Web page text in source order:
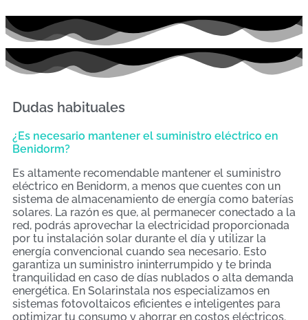
Dudas habituales
¿Es necesario mantener el suministro eléctrico en
Benidorm?
Es altamente recomendable mantener el suministro
eléctrico en Benidorm, a menos que cuentes con un
sistema de almacenamiento de energía como baterías
solares. La razón es que, al permanecer conectado a la
red, podrás aprovechar la electricidad proporcionada
por tu instalación solar durante el día y utilizar la
energía convencional cuando sea necesario. Esto
garantiza un suministro ininterrumpido y te brinda
tranquilidad en caso de días nublados o alta demanda
energética. En Solarinstala nos especializamos en
sistemas fotovoltaicos eficientes e inteligentes para
optimizar tu consumo y ahorrar en costos eléctricos.